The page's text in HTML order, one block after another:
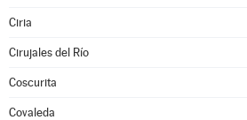
Ciria
Cirujales del Río
Coscurita
Covaleda